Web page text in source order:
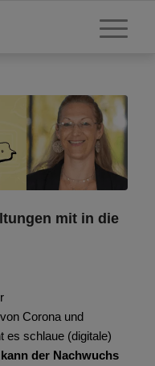
mit in die
Corona und
es schlaue (digitale)
der Nachwuchs